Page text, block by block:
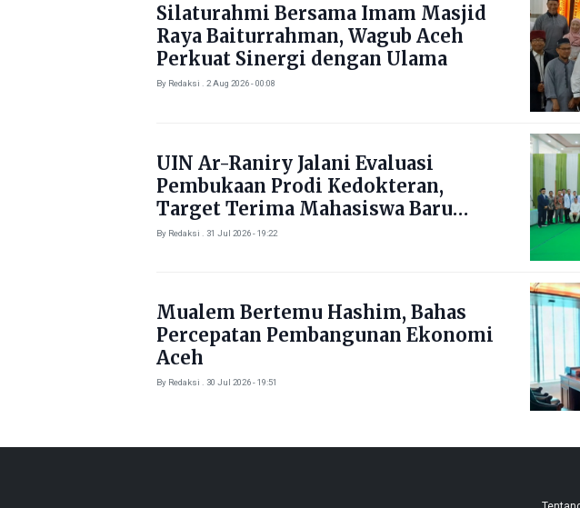
Silaturahmi Bersama Imam Masjid
Raya Baiturrahman, Wagub Aceh
Perkuat Sinergi dengan Ulama
By Redaksi . 2 Aug 2026 - 00:08
UIN Ar-Raniry Jalani Evaluasi
Pembukaan Prodi Kedokteran,
Target Terima Mahasiswa Baru
Tahun Ini
By Redaksi . 31 Jul 2026 - 19:22
Mualem Bertemu Hashim, Bahas
Percepatan Pembangunan Ekonomi
Aceh
By Redaksi . 30 Jul 2026 - 19:51